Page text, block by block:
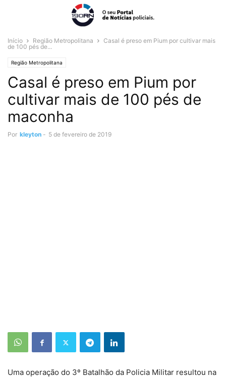
Início Região Metropolitana
Casal é preso em Pium por cultivar mais
de 100 pés de...
Região Metropolitana
Casal é preso em Pium por
cultivar mais de 100 pés de
maconha
Por kleyton - 5 de fevereiro de 2019
Uma operação do 3º Batalhão da Policia Militar resultou na